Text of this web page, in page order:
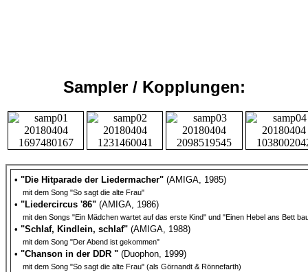
Sampler / Kopplungen:
• "Die Hitparade der Liedermacher" (AMIGA, 1985)
mit dem Song "So sagt die alte Frau"
• "Liedercircus '86" (AMIGA, 1986)
mit den Songs "Ein Mädchen wartet auf das erste Kind" und "Einen Hebel ans Bett
• "Schlaf, Kindlein, schlaf" (AMIGA, 1988)
mit dem Song "Der Abend ist gekommen"
• "Chanson in der DDR " (Duophon, 1999)
mit dem Song "So sagt die alte Frau" (als Görnandt & Rönnefarth)